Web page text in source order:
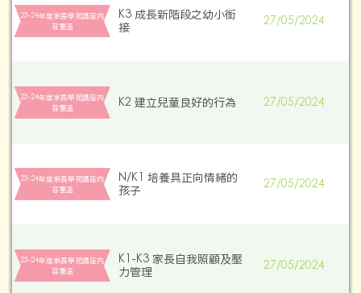
23-24年度家長學苑講座内
容重溫
K3 成長新階段之幼小銜
接
27/05/2024
23-24年度家長學苑講座内
容重溫
K2 建立兒童良好的行為 27/05/2024
23-24年度家長學苑講座内
容重溫
N/K1 培養具正向情緒的
孩子
27/05/2024
23-24年度家長學苑講座内
容重溫
K1-K3 家長自我照顧及壓
力管理
27/05/2024